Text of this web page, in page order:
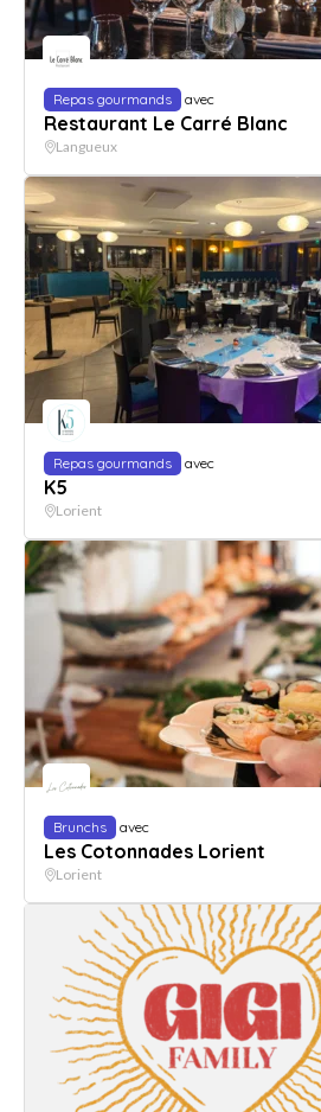
Repas gourmands avec
Restaurant Le Carré Blanc
Langueux
Repas gourmands avec
K5
Lorient
Brunchs avec
Les Cotonnades Lorient
Lorient